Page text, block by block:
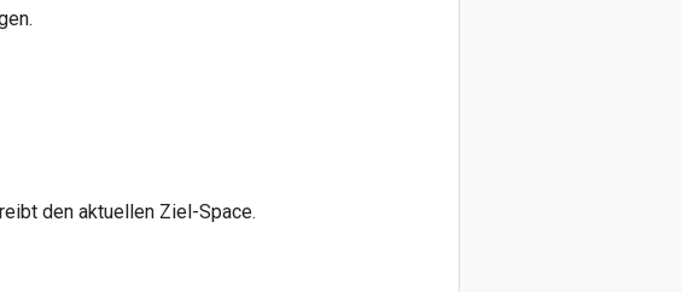
den aktuellen Ziel-Space.